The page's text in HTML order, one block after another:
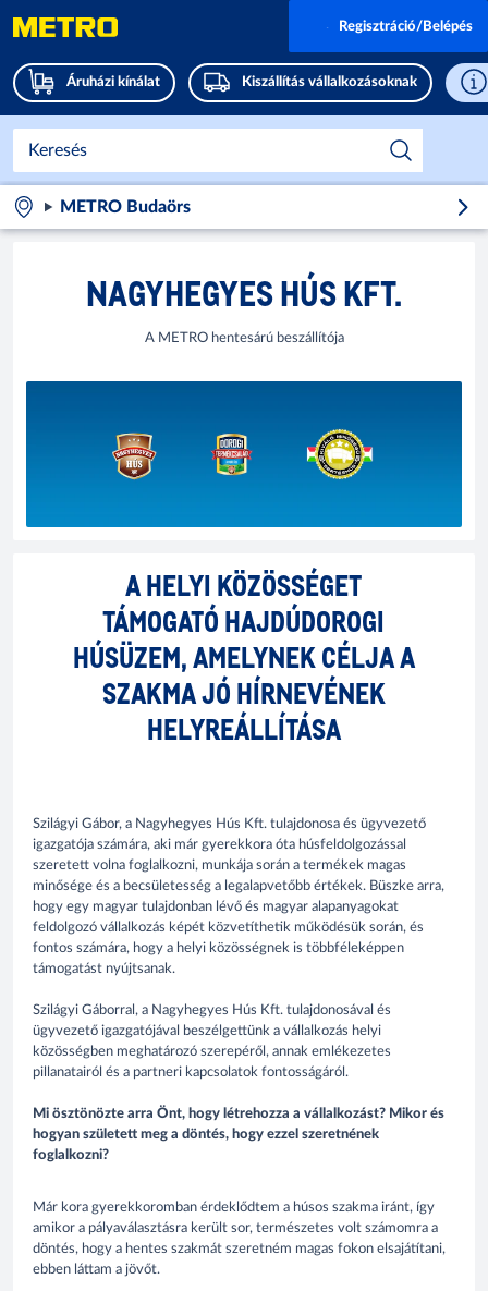
Áruházi kínálat Kiszállítás vállalkozásoknak
Regisztráció/Belépés
METRO Budaörs
NAGYHEGYES HÚS KFT.
A METRO hentesárú beszállítója
A HELYI KÖZÖSSÉGET
TÁMOGATÓ HAJDÚDOROGI
HÚSÜZEM, AMELYNEK CÉLJA A
SZAKMA JÓ HÍRNEVÉNEK
HELYREÁLLÍTÁSA
Szilágyi Gábor, a Nagyhegyes Hús Kft. tulajdonosa és ügyvezető
igazgatója számára, aki már gyerekkora óta húsfeldolgozással
szeretett volna foglalkozni, munkája során a termékek magas
minősége és a becsületesség a legalapvetőbb értékek. Büszke arra,
hogy egy magyar tulajdonban lévő és magyar alapanyagokat
feldolgozó vállalkozás képét közvetíthetik működésük során, és
fontos számára, hogy a helyi közösségnek is többféleképpen
támogatást nyújtsanak.
Szilágyi Gáborral, a Nagyhegyes Hús Kft. tulajdonosával és
ügyvezető igazgatójával beszélgettünk a vállalkozás helyi
közösségben meghatározó szerepéről, annak emlékezetes
pillanatairól és a partneri kapcsolatok fontosságáról.
Mi ösztönözte arra Önt, hogy létrehozza a vállalkozást? Mikor és
hogyan született meg a döntés, hogy ezzel szeretnének
foglalkozni?
Már kora gyerekkoromban érdeklődtem a húsos szakma iránt, így
amikor a pályaválasztásra került sor, természetes volt számomra a
döntés, hogy a hentes szakmát szeretném magas fokon elsajátítani,
ebben láttam a jövőt.